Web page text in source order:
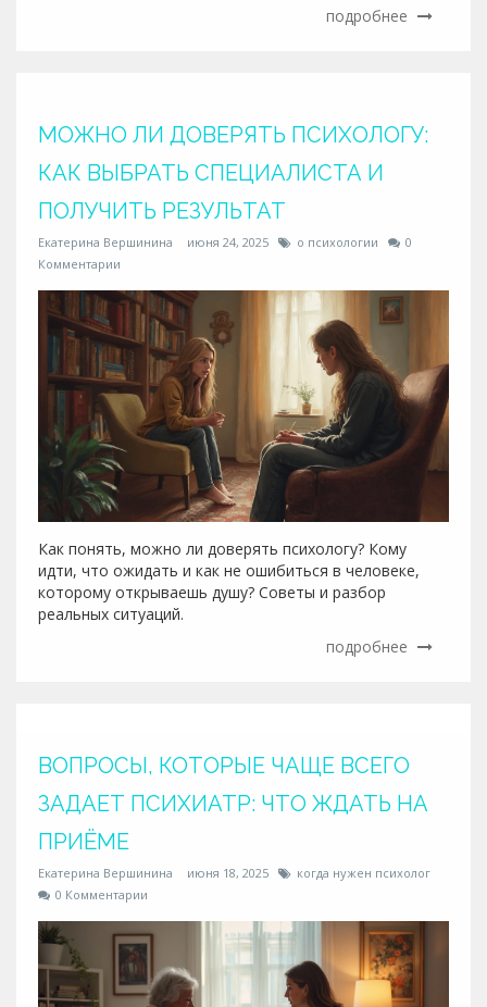
подробнее
МОЖНО ЛИ ДОВЕРЯТЬ ПСИХОЛОГУ:
КАК ВЫБРАТЬ СПЕЦИАЛИСТА И
ПОЛУЧИТЬ РЕЗУЛЬТАТ
Екатерина Вершинина июня 24, 2025 о психологии
0
Комментарии
Как понять, можно ли доверять психологу? Кому
идти, что ожидать и как не ошибиться в человеке,
которому открываешь душу? Советы и разбор
реальных ситуаций.
подробнее
ВОПРОСЫ, КОТОРЫЕ ЧАЩЕ ВСЕГО
ЗАДАЕТ ПСИХИАТР: ЧТО ЖДАТЬ НА
ПРИЁМЕ
Екатерина Вершинина июня 18, 2025
когда нужен психолог
0 Комментарии